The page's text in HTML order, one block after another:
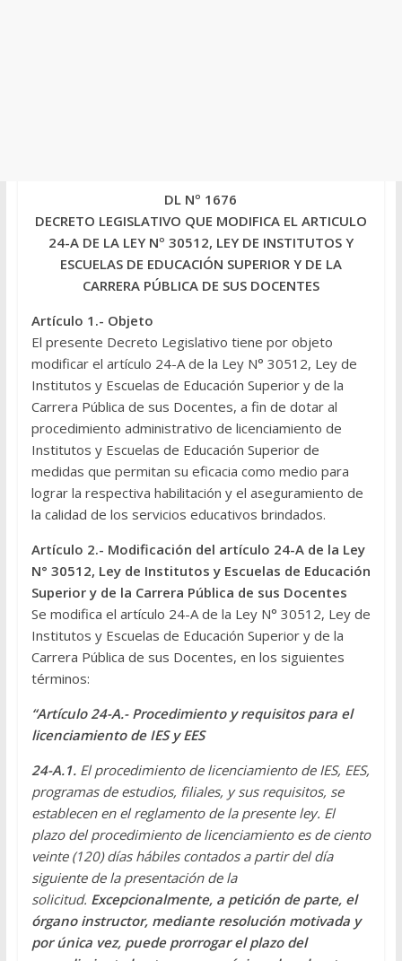
DL Nº 1676
DECRETO LEGISLATIVO QUE MODIFICA EL ARTICULO
24-A DE LA LEY Nº 30512, LEY DE INSTITUTOS Y
ESCUELAS DE EDUCACIÓN SUPERIOR Y DE LA
CARRERA PÚBLICA DE SUS DOCENTES
Artículo 1.- Objeto
El presente Decreto Legislativo tiene por objeto
modificar el artículo 24-A de la Ley N° 30512, Ley de
Institutos y Escuelas de Educación Superior y de la
Carrera Pública de sus Docentes, a fin de dotar al
procedimiento administrativo de licenciamiento de
Institutos y Escuelas de Educación Superior de
medidas que permitan su eficacia como medio para
lograr la respectiva habilitación y el aseguramiento de
la calidad de los servicios educativos brindados.
Artículo 2.- Modificación del artículo 24-A de la Ley
N° 30512, Ley de Institutos y Escuelas de Educación
Superior y de la Carrera Pública de sus Docentes
Se modifica el artículo 24-A de la Ley N° 30512, Ley de
Institutos y Escuelas de Educación Superior y de la
Carrera Pública de sus Docentes, en los siguientes
términos:
“Artículo 24-A.- Procedimiento y requisitos para el
licenciamiento de IES y EES
24-A.1. El procedimiento de licenciamiento de IES, EES,
programas de estudios, filiales, y sus requisitos, se
establecen en el reglamento de la presente ley. El
plazo del procedimiento de licenciamiento es de ciento
veinte (120) días hábiles contados a partir del día
siguiente de la presentación de la
solicitud. Excepcionalmente, a petición de parte, el
órgano instructor, mediante resolución motivada y
por única vez, puede prorrogar el plazo del